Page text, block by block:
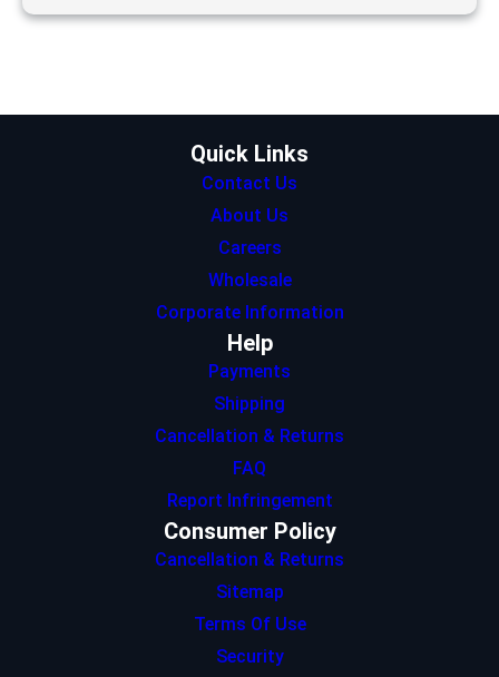
t t
a
k
n
t
p
e
k
Quick Links
Contact Us
About Us
Careers
Wholesale
Corporate Information
Help
Payments
Shipping
Cancellation & Returns
FAQ
Report Infringement
Consumer Policy
Cancellation & Returns
Sitemap
Terms Of Use
Security